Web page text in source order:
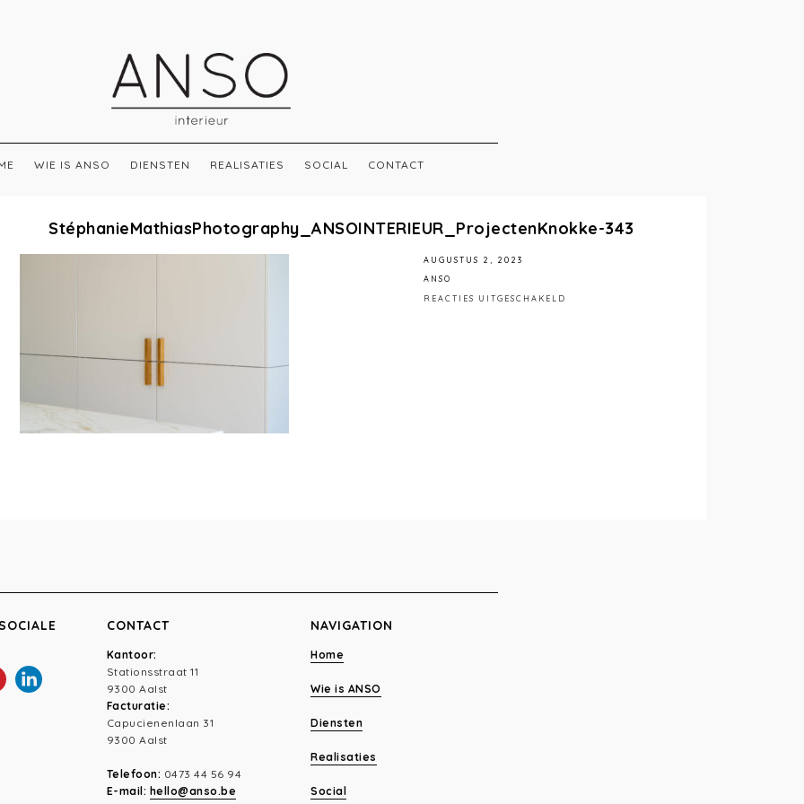
WIE IS ANSO DIENSTEN REALISATIES SOCIAL CONTACT
StéphanieMathiasPhotography_ANSOINTERIEUR_ProjectenKnokke-343
AUGUSTUS 2, 2023
ANSO
REACTIES UITGESCHAKELD
CONTACT
Kantoor:
Stationsstraat 11
9300 Aalst
Facturatie:
Capucienenlaan 31
9300 Aalst
Telefoon: 0473 44 56 94
E-mail: hello@anso.be
NAVIGATION
Home
Wie is ANSO
Diensten
Realisaties
Social